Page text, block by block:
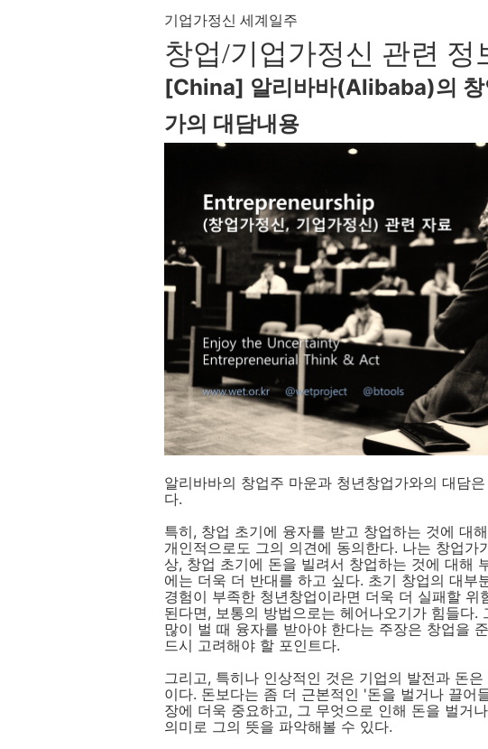
기업가정신 세계일주
창업/기업가정신 관련 정
[China] 알리바바(Alibaba)의 창
가의 대담내용
알리바바의 창업주 마운과 청년창업가와의 대담
다.
특히, 창업 초기에 융자를 받고 창업하는 것에 대
개인적으로도 그의 의견에 동의한다. 나는 창업
상, 창업 초기에 돈을 빌려서 창업하는 것에 대해
에는 더욱 더 반대를 하고 싶다. 초기 창업의 대부
경험이 부족한 청년창업이라면 더욱 더 실패할 위
된다면, 보통의 방법으로는 헤어나오기가 힘들다.
많이 벌 때 융자를 받아야 한다는 주장은 창업을
드시 고려해야 할 포인트다.
그리고, 특히나 인상적인 것은 기업의 발전과 돈
이다. 돈보다는 좀 더 근본적인 '돈을 벌거나 끌어
장에 더욱 중요하고, 그 무엇으로 인해 돈을 벌거
의미로 그의 뜻을 파악해볼 수 있다.